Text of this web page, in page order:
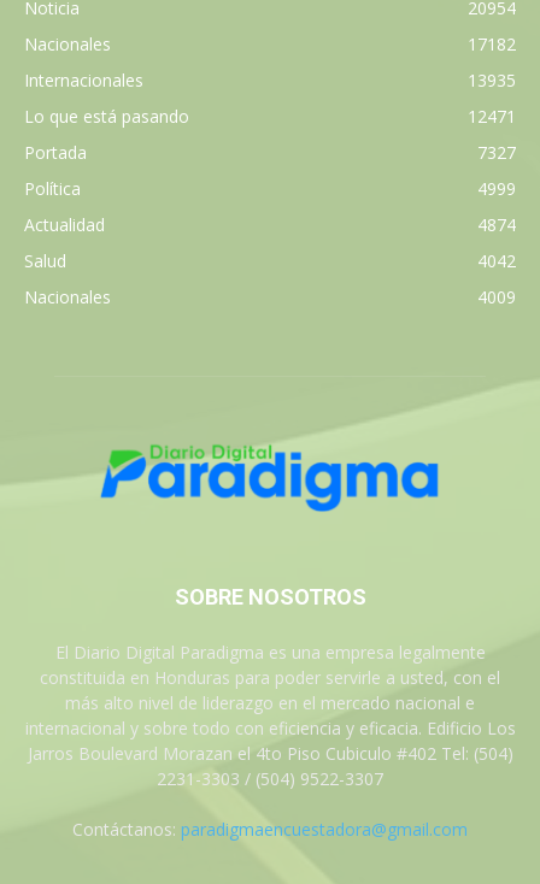
Noticia
20954
Nacionales
17182
Internacionales
13935
Lo que está pasando
12471
Portada
7327
Política
4999
Actualidad
4874
Salud
4042
Nacionales
4009
SOBRE NOSOTROS
El Diario Digital Paradigma es una empresa legalmente
constituida en Honduras para poder servirle a usted, con el
más alto nivel de liderazgo en el mercado nacional e
internacional y sobre todo con eficiencia y eficacia. Edificio Los
Jarros Boulevard Morazan el 4to Piso Cubiculo #402 Tel: (504)
2231-3303 / (504) 9522-3307
Contáctanos: paradigmaencuestadora@gmail.com